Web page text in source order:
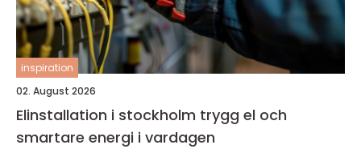
inspiration
02. August 2026
Elinstallation i stockholm trygg el och
smartare energi i vardagen